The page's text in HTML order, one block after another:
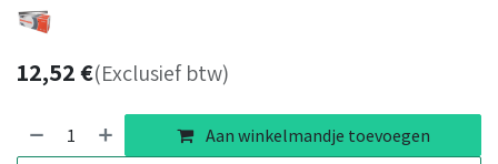
12,52€(Exclusief btw)
Aan winkelmandje toevoegen